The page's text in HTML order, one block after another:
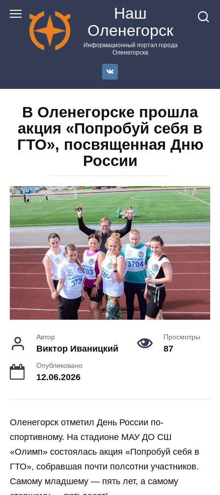
контенту
Наш
Оленегорск
Информационный портал города
Оленегорска
В Оленегорске прошла
акция «Попробуй себя в
ГТО», посвященная Дню
России
Автор
Виктор Иваницкий
Просмотры
87
Опубликовано
12.06.2026
Оленегорск отметил День России по-
спортивному. На стадионе МАУ ДО СШ
«Олимп» состоялась акция «Попробуй себя в
ГТО», собравшая почти полсотни участников.
Самому младшему — пять лет, а самому